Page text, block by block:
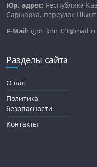
Юр. адрес: Республика
Сарыарка, переулок
E-Mail: igor_kim_00@mail.ru
Разделы сайта
О нас
Политика
безопасности
Контакты